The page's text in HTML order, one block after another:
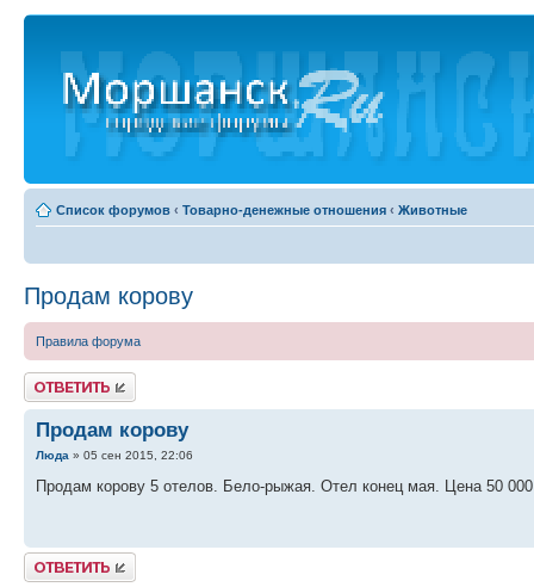
Список форумов ‹ Товарно-денежные отношения ‹ Животные
Продам корову
Правила форума
Ответить
Продам корову
Люда » 05 сен 2015, 22:06
Продам корову 5 отелов. Бело-рыжая. Отел конец мая. Цена 50
Ответить